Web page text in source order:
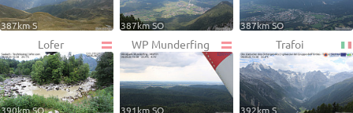
387km S 387km SO 387km SO
Lofer
390km SO
WP Munderfing
391km SO
Trafoi
392km S